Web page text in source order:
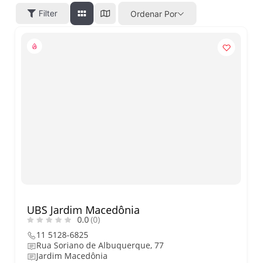
O que fazer em São Paulo
Filter Ordenar Por
UBS Jardim Macedônia
0.0(0)
11 5128-6825
Rua Soriano de Albuquerque, 77
Jardim Macedônia